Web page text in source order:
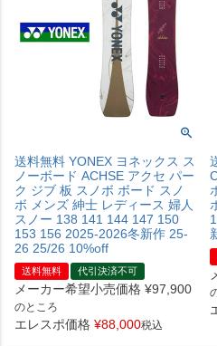
送料無料 YONEX ヨネックス ス
ノーボード ACHSE アクセ パー
ク ジブ 板 スノボ ボード スノ
ボ メンズ 紳士 レディース 婦人
スノー 138 141 144 147 150
153 156 2025-2026冬新作 25-
26 25/26 10%off
送料無料 代引決済不可
メーカー希望小売価格 ¥97,900
のところ
エレスポ価格 ¥88,000税込